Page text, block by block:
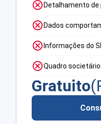
Detalhamento
Dados
Informações do
Quadro
Gratuito